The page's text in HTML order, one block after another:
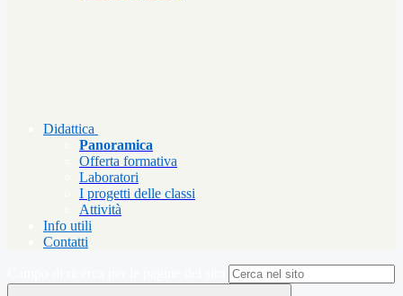
Didattica
Panoramica
Offerta formativa
Laboratori
I progetti delle classi
Attività
Info utili
Contatti